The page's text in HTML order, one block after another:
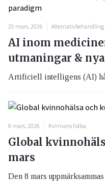
25 mars, 2026 Alternativbehandling
AI inom
utmaningar &
Artificiell intelligens (AI)
8 mars, 2026 Kvinnans hälsa
Global
mars
Den 8 mars